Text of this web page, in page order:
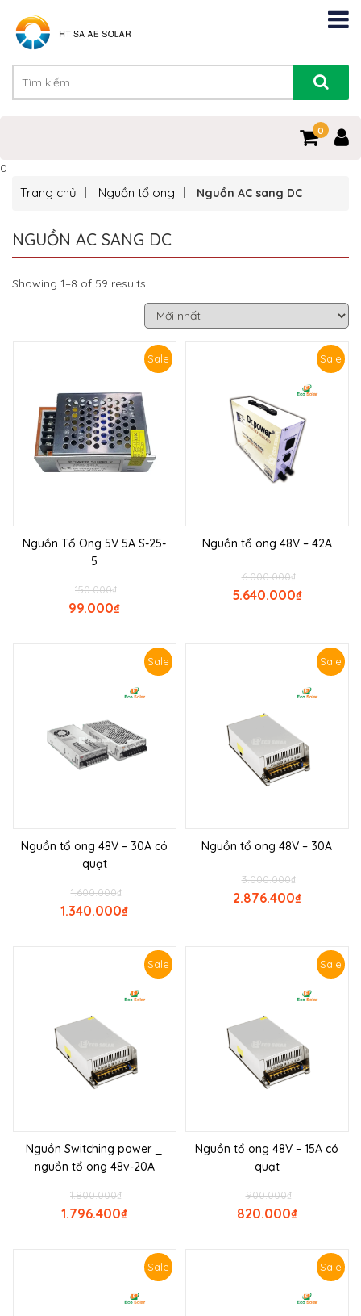
0
0
Trang chủ Nguồn tổ ong Nguồn AC sang DC
NGUỒN AC SANG DC
Showing 1–8 of 59 results
Sale
Nguồn Tổ Ong 5V 5A S-25-
5
₫
150.000
₫
99.000
Sale
Nguồn tổ ong 48V – 42A
₫
6.000.000
₫
5.640.000
Sale
Nguồn tổ ong 48V – 30A có
quạt
₫
1.600.000
₫
1.340.000
Sale
Nguồn tổ ong 48V – 30A
₫
3.000.000
₫
2.876.400
Sale
Nguồn Switching power _
nguồn tổ ong 48v-20A
₫
1.800.000
₫
1.796.400
Sale
Nguồn tổ ong 48V – 15A có
quạt
₫
900.000
₫
820.000
Sale Sale